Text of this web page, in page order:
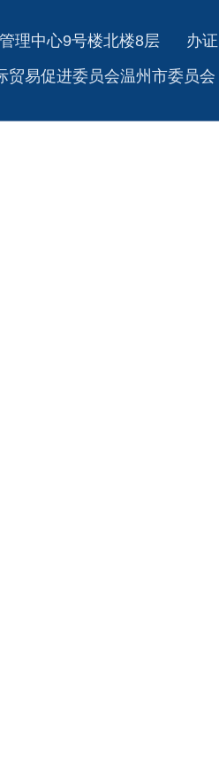
理中心9号楼北楼8层
办
贸易促进委员会温州市委员